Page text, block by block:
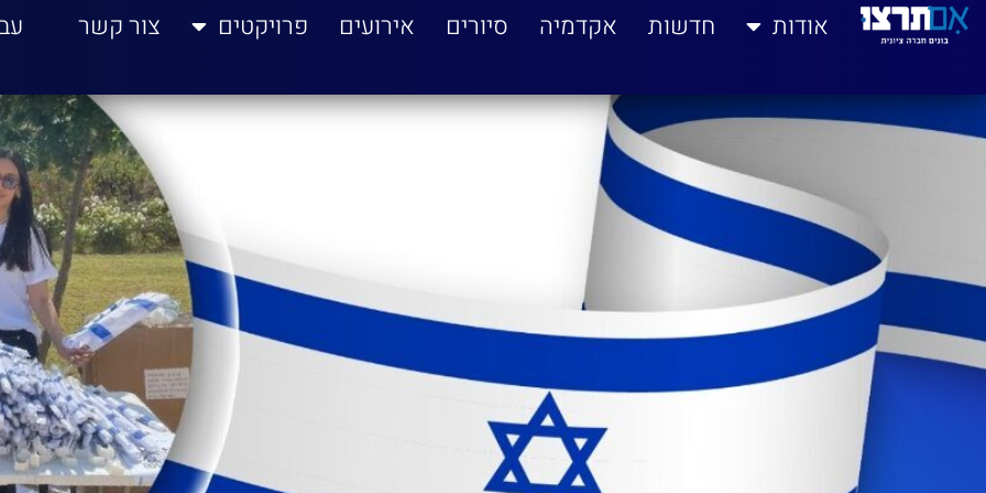
לתוכן אודות חדשות אקדמיה סיורים אירועים פרויקטים צור קשר